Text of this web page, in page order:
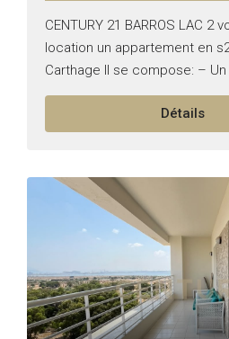
CENTURY 21 BARROS LAC 2
location un appartement en
Carthage Il se compose: –
chambres à coucher – Une
Détails